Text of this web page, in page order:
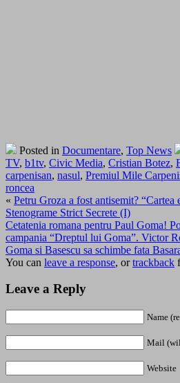
Posted in Documentare, Top News
TV, b1tv, Civic Media, Cristian Botez,
carpenisan, nasul, Premiul Mile
roncea
« Petru Groza a fost antisemit? “Cartea
Stenograme Strict Secrete (I)
Cetatenia romana pentru Paul Goma!
campania “Dreptul lui Goma”. Victor
Goma si Basescu sa schimbe fata
You can leave a response, ortrackback
Leave a Reply
Name
Mail
Website